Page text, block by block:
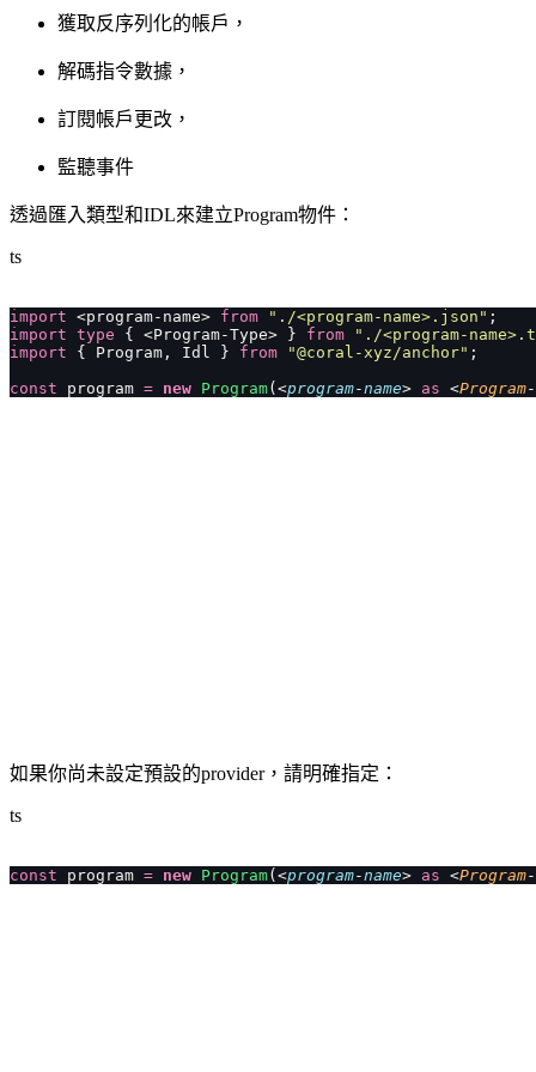
獲取反序列化的帳戶，
解碼指令數據，
訂閱帳戶更改，
監聽事件
透過匯入類型和IDL來建立Program物件：
ts
import <program-name> from " ./<program-name>.json " ;
import type { <Program-Type> } from " ./<program-
import { Program, Idl } from "@coral-xyz/anchor" ;
const program = new Program(<program-name> as <Program-
如果你尚未設定預設的provider，請明確指定：
ts
const program = new Program(<program-name> as <Program-